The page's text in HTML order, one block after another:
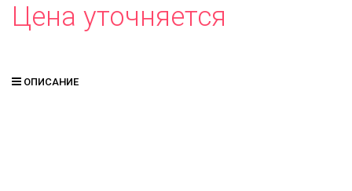
Цена уточняется
ОПИСАНИЕ